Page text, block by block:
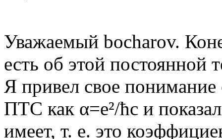
Уважаемый bocharov.
есть об этой постоянной
Я привел свое
ПТС как α=е²/ћс и
имеет, т. е. это